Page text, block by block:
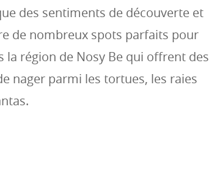
des sentiments de découverte et
de nombreux spots parfaits pour
région de Nosy Be qui offrent des
nager parmi les tortues, les raies